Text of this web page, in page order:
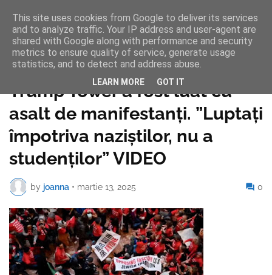
Pagina de pornire
Trump Tower a fost luat cu
asalt de manifestanți. ”Luptaţi
împotriva naziştilor, nu a
studenţilor” VIDEO
by joanna • martie 13, 2025 0
This site uses cookies from Google to deliver its services
and to analyze traffic. Your IP address and user-agent are
shared with Google along with performance and security
metrics to ensure quality of service, generate usage
statistics, and to detect and address abuse.
LEARN MORE GOT IT